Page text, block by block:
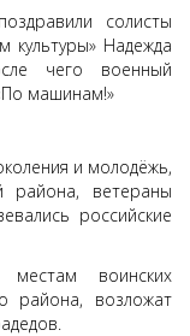
солисты
Надежда
чего военный
машинам!»
и молодёжь,
района, ветераны
российские
местам воинских
района, возложат